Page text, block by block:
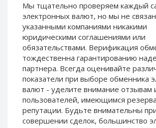
Мы тщательно проверяем каждый
электронных валют, но мы не
указанными компаниями никакими
юридическими соглашениями или
обязательствами. Верификация
тождественна гарантированию
партнера. Всегда оценивайте
показатели при выборе обменника
валют - уделите внимание отзывам
пользователей, имеющимся
репутации. Будьте внимательны
совершении сделок, большинство
Paymer USD
Paymer RUB
Paymer UAH
Capitalist USD
Capitalist RUB
Capitalist EUR
Payoneer USD
Payoneer EUR
Revolut Binance USD
Paymer
Paymer